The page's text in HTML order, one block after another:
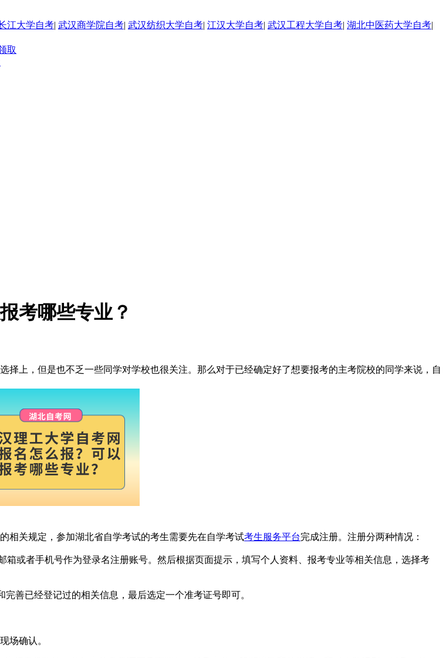
江大学自考| 武汉商学院自考| 武汉纺织大学自考| 江汉大学自考| 武汉工程大学自考| 湖北中医药大学自考|
考哪些专业？
上，但是也不乏一些同学对学校也很关注。那么对于已经确定好了想要报考的主考院校的同学来说，自
相关规定，参加湖北省自学考试的考生需要先在自学考试考生服务平台完成注册。注册分两种情况：
或者手机号作为登录名注册账号。然后根据页面提示，填写个人资料、报考专业等相关信息，选择考
善已经登记过的相关信息，最后选定一个准考证号即可。
场确认。